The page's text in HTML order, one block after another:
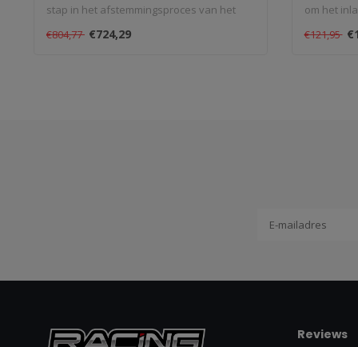
stap in het afstemmingsproces van het
€804,77 €724,29
om het
€121,95
Reviews